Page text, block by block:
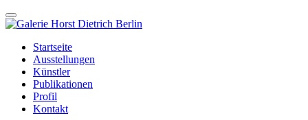
Startseite
Ausstellungen
Künstler
Publikationen
Profil
Kontakt